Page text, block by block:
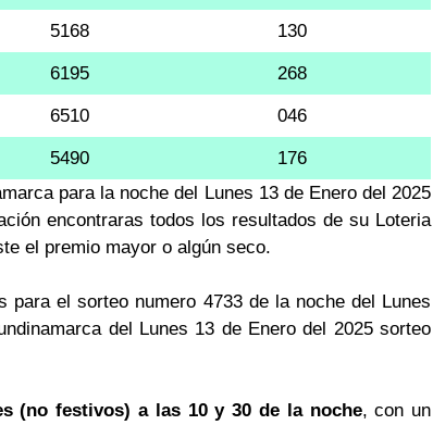
5168 130
6195 268
6510 046
5490
176
para la noche del Lunes 13 de Enero del 2025
encontraras todos los resultados de su Loteria
el premio mayor o algún seco.
para el sorteo numero 4733 de la noche del Lunes
del Lunes 13 de Enero del 2025 sorteo
(no festivos) a las 10 y 30 de la noche, con un